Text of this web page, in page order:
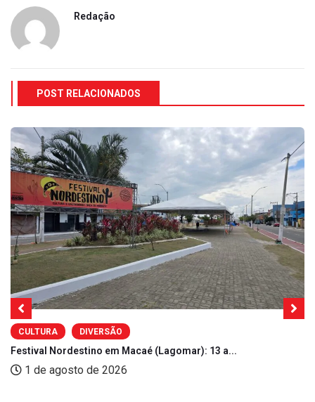
Redação
POST RELACIONADOS
CULTURA DIVERSÃO
Festival Nordestino em Macaé (Lagomar): 13 a...
1 de agosto de 2026